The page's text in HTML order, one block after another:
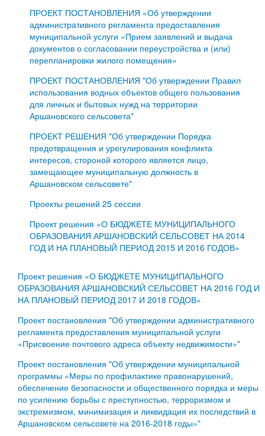
ПРОЕКТ ПОСТАНОВЛЕНИЯ «Об утверждении
административного регламента предоставления
муниципальной услуги «Прием заявлений и выдача
документов о согласовании переустройства и (или)
перепланировки жилого помещения»
ПРОЕКТ ПОСТАНОВЛЕНИЯ "Об утверждении Правил
использования водных объектов общего пользования
для личных и бытовых нужд на территории
Аршановского сельсовета"
ПРОЕКТ РЕШЕНИЯ "Об утверждении Порядка
предотвращения и урегулирования конфликта
интересов, стороной которого является лицо,
замещающее муниципальную должность в
Аршановском сельсовете"
Проекты решений 25 сессии
Проект решения «О БЮДЖЕТЕ МУНИЦИПАЛЬНОГО
ОБРАЗОВАНИЯ АРШАНОВСКИЙ СЕЛЬСОВЕТ НА 2014
ГОД И НА ПЛАНОВЫЙ ПЕРИОД 2015 И 2016 ГОДОВ»
Проект решения «О БЮДЖЕТЕ МУНИЦИПАЛЬНОГО
ОБРАЗОВАНИЯ АРШАНОВСКИЙ СЕЛЬСОВЕТ НА 2016 ГОД И
НА ПЛАНОВЫЙ ПЕРИОД 2017 И 2018 ГОДОВ»
Проект постановления "Об утверждении административного
регламента предоставления муниципальной услуги
«Присвоение почтового адреса объекту недвижимости»"
Проект постановления "Об утверждении муниципальной
программы «Меры по профилактике правонарушений,
обеспечение безопасности и общественного порядка и меры
по усилению борьбы с преступностью, терроризмом и
экстремизмом, минимизация и ликвидация их последствий в
Аршановском сельсовете на 2016-2018 годы»"